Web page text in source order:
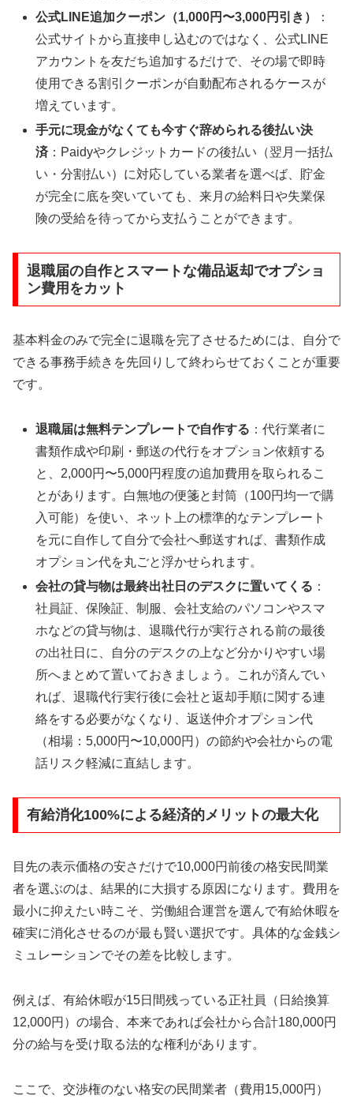
公式LINE追加クーポン（1,000円〜3,000円引き）
：
公式サイトから直接申し込むのではなく、公式LINE
アカウントを友だち追加するだけで、その場で即時
使用できる割引クーポンが自動配布されるケースが
増えています。
手元に現金がなくても今すぐ辞められる後払い決
済 ：Paidyやクレジットカードの後払い（翌月一括払
い・分割払い）に対応している業者を選べば、貯金
が完全に底を突いていても、来月の給料日や失業保
険の受給を待ってから支払うことができます。
退職届の自作とスマートな備品返却でオプショ
ン費用をカット
基本料金のみで完全に退職を完了させるためには、自分で
できる事務手続きを先回りして終わらせておくことが重要
です。
退職届は無料テンプレートで自作する ：代行業者に
書類作成や印刷・郵送の代行をオプション依頼する
と、2,000円〜5,000円程度の追加費用を取られるこ
とがあります。白無地の便箋と封筒（100円均一で購
入可能）を使い、ネット上の標準的なテンプレート
を元に自作して自分で会社へ郵送すれば、書類作成
オプション代を丸ごと浮かせられます。
会社の貸与物は最終出社日のデスクに置いてくる ：
社員証、保険証、制服、会社支給のパソコンやスマ
ホなどの貸与物は、退職代行が実行される前の最後
の出社日に、自分のデスクの上など分かりやすい場
所へまとめて置いておきましょう。これが済んでい
れば、退職代行実行後に会社と返却手順に関する連
絡をする必要がなくなり、返送仲介オプション代
（相場：5,000円〜10,000円）の節約や会社からの電
話リスク軽減に直結します。
有給消化100%による経済的メリットの最大化
目先の表示価格の安さだけで10,000円前後の格安民間業
者を選ぶのは、結果的に大損する原因になります。費用を
最小に抑えたい時こそ、労働組合運営を選んで有給休暇を
確実に消化させるのが最も賢い選択です。具体的な金銭シ
ミュレーションでその差を比較します。
例えば、有給休暇が15日間残っている正社員（日給換算
12,000円）の場合、本来であれば会社から合計180,000円
分の給与を受け取る法的な権利があります。
ここで、交渉権のない格安の民間業者（費用15,000円）